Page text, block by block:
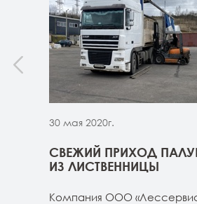
30 мая 2020г.
СВЕЖИЙ ПРИХОД
ИЗ ЛИСТВЕННИЦЫ
Компания ООО